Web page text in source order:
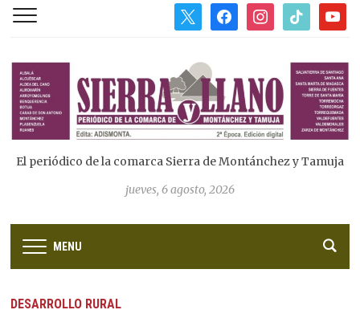
facebookinstagram
tiktok
El periódico de la comarca Sierra de Montánchez y Tamuja
jueves, 6 agosto, 2026
MENU
DESARROLLO RURAL